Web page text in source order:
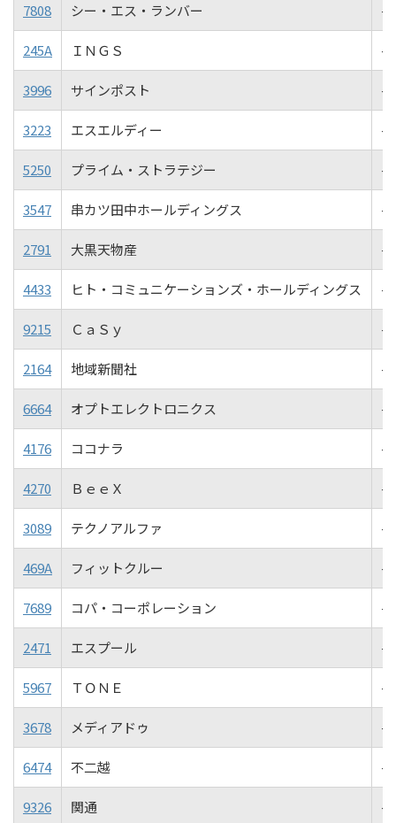
7808 シー・エス・ランバー -
245A ＩＮＧＳ -
3996 サインポスト -
3223 エスエルディー -
5250 プライム・ストラテジー -
3547 串カツ田中ホールディングス -
2791 大黒天物産 -
4433 ヒト・コミュニケーションズ・ホールディングス -
9215 ＣａＳｙ -
2164 地域新聞社 -
6664 オプトエレクトロニクス -
4176 ココナラ -
4270 ＢｅｅＸ -
3089 テクノアルファ -
469A フィットクルー -
7689 コパ・コーポレーション -
2471 エスプール -
5967 ＴＯＮＥ -
3678 メディアドゥ -
6474 不二越 -
9326 関通 -